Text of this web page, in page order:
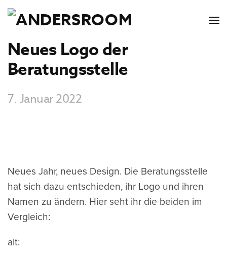
Neues Logo der
Beratungsstelle
7. Januar 2022
Neues Jahr, neues Design. Die Beratungsstelle
hat sich dazu entschieden, ihr Logo und ihren
Namen zu ändern. Hier seht ihr die beiden im
Vergleich:
alt: